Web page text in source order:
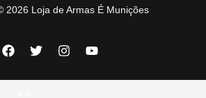
2026 Loja de Armas É Munições